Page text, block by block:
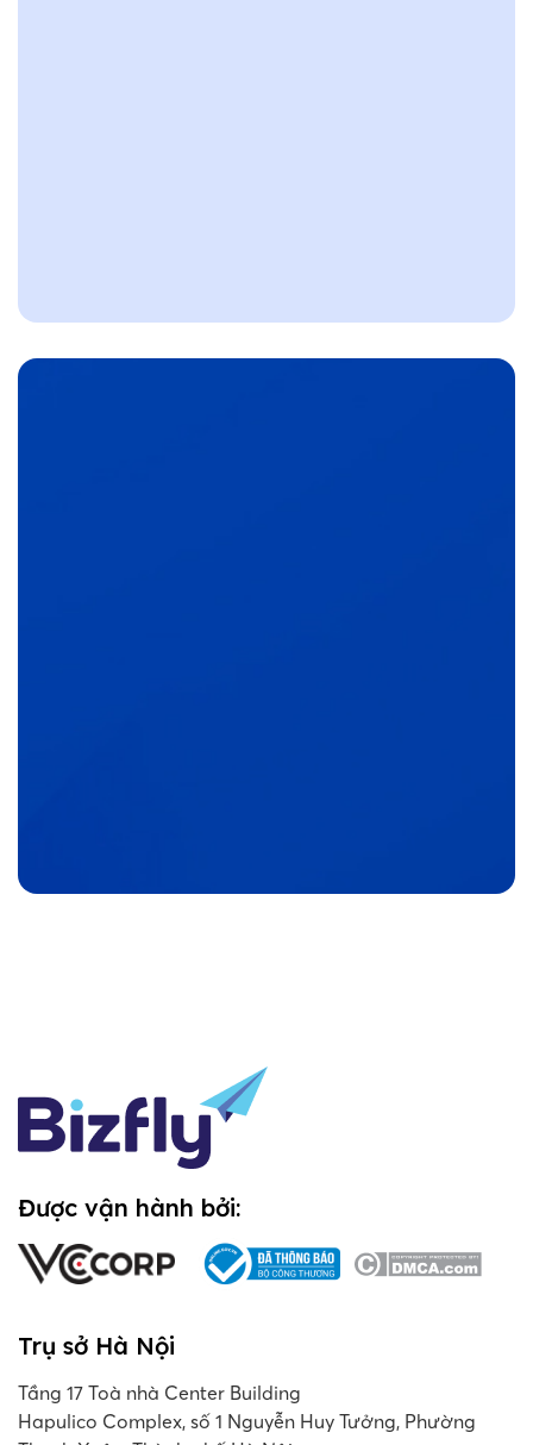
Được vận hành bởi:
Trụ sở Hà Nội
Tầng 17 Toà nhà Center Building
Hapulico Complex, số 1 Nguyễn Huy Tưởng, Phường